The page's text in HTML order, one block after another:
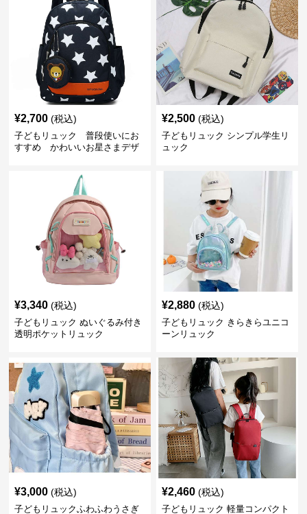
¥2,700 (税込)
子どもリュック 普段使いにお
すすめ かわいいお星さまデザ
¥2,500 (税込)
子どもリュック シンプル学生リ
ュック
¥3,340 (税込)
子どもリュック ぬいぐるみ付き
透明ポケットリュック
¥2,880 (税込)
子どもリュック きらきらユニコ
ーンリュック
¥3,000 (税込)
子どもリュックふわふわうさぎ
¥2,460 (税込)
子どもリュック 軽量コンパクト